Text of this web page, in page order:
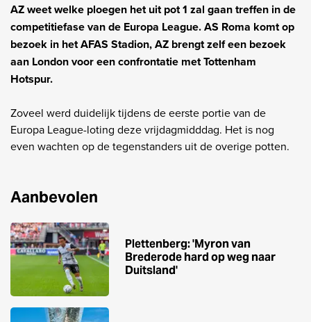
AZ weet welke ploegen het uit pot 1 zal gaan treffen in de
competitiefase van de Europa League. AS Roma komt op
bezoek in het AFAS Stadion, AZ brengt zelf een bezoek
aan London voor een confrontatie met Tottenham
Hotspur.
Zoveel werd duidelijk tijdens de eerste portie van de
Europa League-loting deze vrijdagmidddag. Het is nog
even wachten op de tegenstanders uit de overige potten.
Aanbevolen
Plettenberg: 'Myron van
Brederode hard op weg naar
Duitsland'